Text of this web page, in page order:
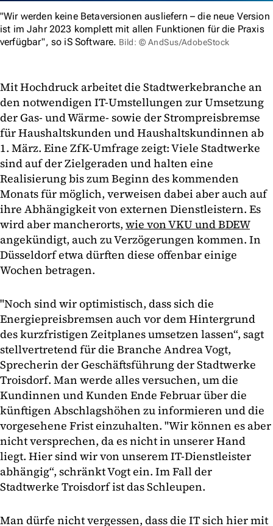
"Wir werden keine Betaversionen ausliefern – die neue Version
ist im Jahr 2023 komplett mit allen Funktionen für die Praxis
verfügbar", so iS Software. Bild: © AndSus/AdobeStock
Mit Hochdruck arbeitet die Stadtwerkebranche an
den notwendigen IT-Umstellungen zur Umsetzung
der Gas- und Wärme- sowie der Strompreisbremse
für Haushaltskunden und Haushaltskundinnen ab
1. März. Eine ZfK-Umfrage zeigt: Viele Stadtwerke
sind auf der Zielgeraden und halten eine
Realisierung bis zum Beginn des kommenden
Monats für möglich, verweisen dabei aber auch auf
ihre Abhängigkeit von externen Dienstleistern. Es
wird aber mancherorts, wie von VKU und BDEW
angekündigt, auch zu Verzögerungen kommen. In
Düsseldorf etwa dürften diese offenbar einige
Wochen betragen.
"Noch sind wir optimistisch, dass sich die
Energiepreisbremsen auch vor dem Hintergrund
des kurzfristigen Zeitplanes umsetzen lassen“, sagt
stellvertretend für die Branche Andrea Vogt,
Sprecherin der Geschäftsführung der Stadtwerke
Troisdorf. Man werde alles versuchen, um die
Kundinnen und Kunden Ende Februar über die
künftigen Abschlagshöhen zu informieren und die
vorgesehene Frist einzuhalten. "Wir können es aber
nicht versprechen, da es nicht in unserer Hand
liegt. Hier sind wir von unserem IT-Dienstleister
abhängig“, schränkt Vogt ein. Im Fall der
Stadtwerke Troisdorf ist das Schleupen.
Man dürfe nicht vergessen, dass die IT sich hier mit